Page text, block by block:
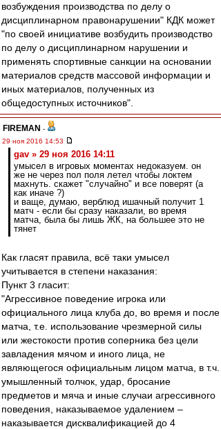
возбуждения производства по делу о
дисциплинарном правонарушении" КДК может
"по своей инициативе возбудить производство
по делу о дисциплинарном нарушении и
применять спортивные санкции на основании
материалов средств массовой информации и
иных материалов, полученных из
общедоступных источников".
FIREMAN -
29 ноя 2016 14:53
gav » 29 ноя 2016 14:11
умысел в игровых моментах недоказуем. он
же не через пол поля летел чтобы локтем
махнуть. скажет "случайно" и все поверят (а
как иначе ?)
и ваще, думаю, верблюд ишачный получит 1
матч - если бы сразу наказали, во время
матча, была бы лишь ЖК, на большее это не
тянет
Как гласят правила, всё таки умысел
учитывается в степени наказания:
Пункт 3 гласит:
"Агрессивное поведение игрока или
официального лица клуба до, во время и после
матча, т.е. использование чрезмерной силы
или жестокости против соперника без цели
завладения мячом и иного лица, не
являющегося официальным лицом матча, в т.ч.
умышленный толчок, удар, бросание
предметов и мяча и иные случаи агрессивного
поведения, наказываемое удалением –
наказывается дисквалификацией до 4